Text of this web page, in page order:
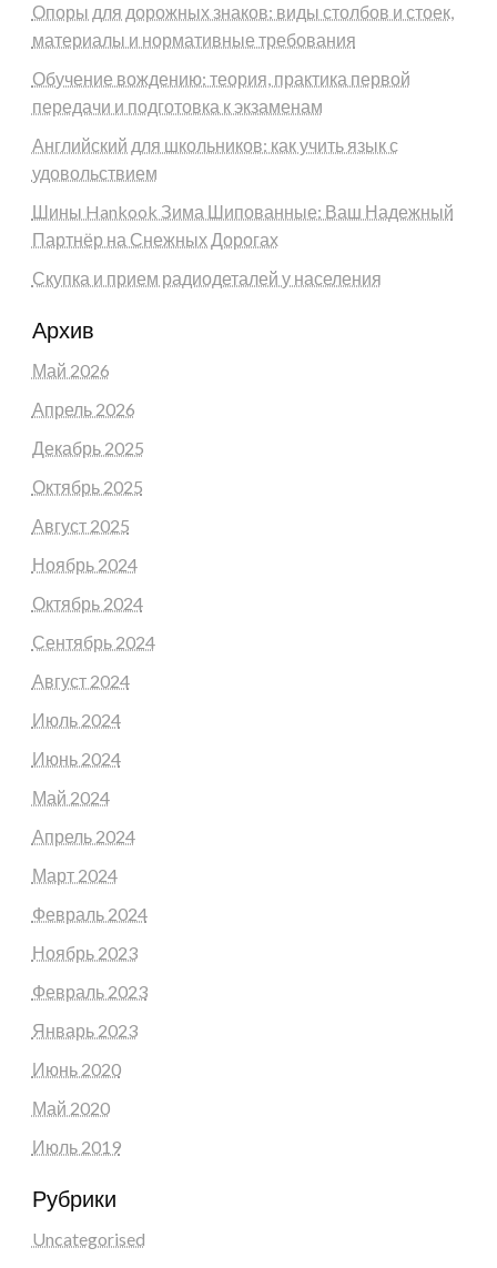
Опоры для дорожных знаков: виды столбов и стоек,
материалы и нормативные требования
Обучение вождению: теория, практика первой
передачи и подготовка к экзаменам
Английский для школьников: как учить язык с
удовольствием
Шины Hankook Зима Шипованные: Ваш Надежный
Партнёр на Снежных Дорогах
Скупка и прием радиодеталей у населения
Архив
Май 2026
Апрель 2026
Декабрь 2025
Октябрь 2025
Август 2025
Ноябрь 2024
Октябрь 2024
Сентябрь 2024
Август 2024
Июль 2024
Июнь 2024
Май 2024
Апрель 2024
Март 2024
Февраль 2024
Ноябрь 2023
Февраль 2023
Январь 2023
Июнь 2020
Май 2020
Июль 2019
Рубрики
Uncategorised